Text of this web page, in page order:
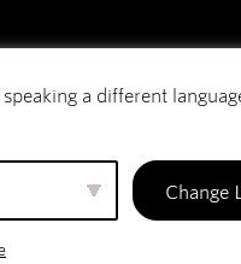
de domínio
a different
Change